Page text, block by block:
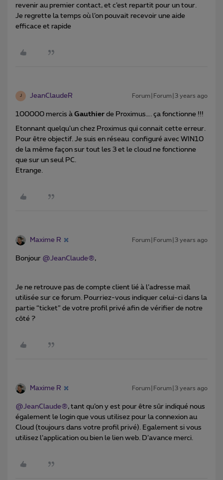
revenir au premier contact, et c’est repartit pour un tour.
Je regrette la temps où l’on pouvait recevoir une aide
efficace et rapide
J JeanClaudeR Forum|Forum|3 years ago
100000 mercis à Gauthier de Proximus…. ça fonctionne !!!
Etonnant quelqu’un chez Proximus qui connait cette erreur.
Pour être objectif. Je suis en réseau configuré avec WIN10
de la même façon sur tout les 3 et le cloud ne fonctionne
que sur un seul PC.
Etrange.
Maxime R Forum|Forum|3 years ago
Bonjour @JeanClaude®,
Je ne retrouve pas de compte client lié à l’adresse mail
utilisée sur ce forum. Pourriez-vous indiquer celui-ci dans la
partie “ticket” de votre profil privé afin de vérifier de notre
côté ?
Maxime R Forum|Forum|3 years ago
@JeanClaude®, tant qu’on y est pour être sûr indiqué nous
également le login que vous utilisez pour la connexion au
Cloud (toujours dans votre profil privé). Egalement si vous
utilisez l’application ou bien le lien web. D’avance merci.